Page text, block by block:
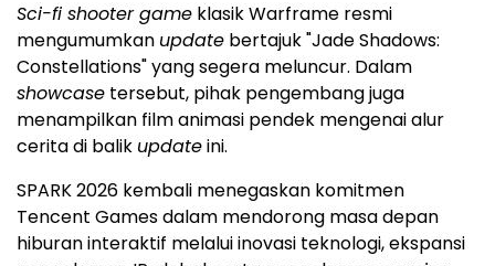
Sci-fi shooter game klasik Warframe resmi
mengumumkan update bertajuk "Jade Shadows:
Constellations" yang segera meluncur. Dalam
showcase tersebut, pihak pengembang juga
menampilkan film animasi pendek mengenai alur
cerita di balik updateini.
SPARK 2026 kembali menegaskan komitmen
Tencent Games dalam mendorong masa depan
hiburan interaktif melalui inovasi teknologi, ekspansi